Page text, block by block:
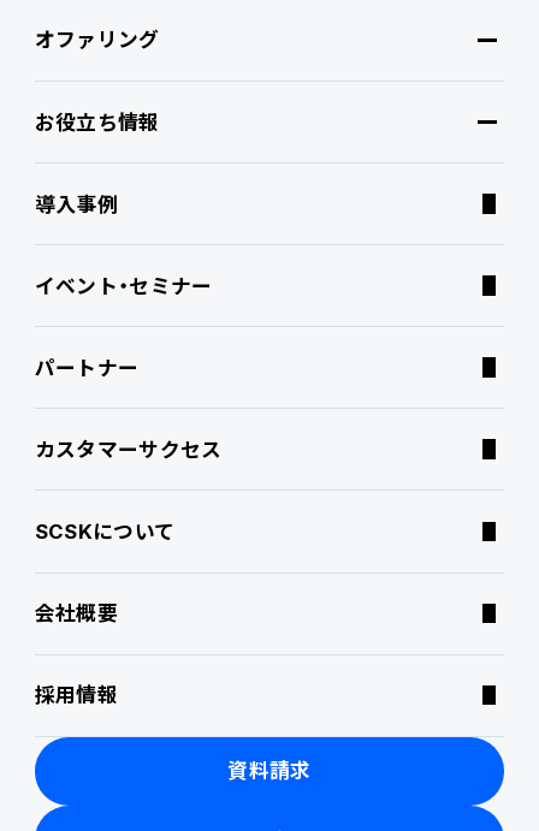
資料請求
特長・選ばれる理由
ブランドコア
PROACTIVE AI
ATWILL Platform
プロダクト
機能
Fit to Standard
Best Practice
連携ソリューション
サポートサービス
オファリング
オファリング
業務特化型オファリング
業界特化型オファリング
経営課題別オファリング
お役立ち情報
お役立ち情報
資料ダウンロード
よくあるご質問
コラム
特集記事
ニュース・トピックス
製品関連動画
導入事例
イベント・セミナー
パートナー
カスタマーサクセス
SCSKについて
会社概要
採用情報